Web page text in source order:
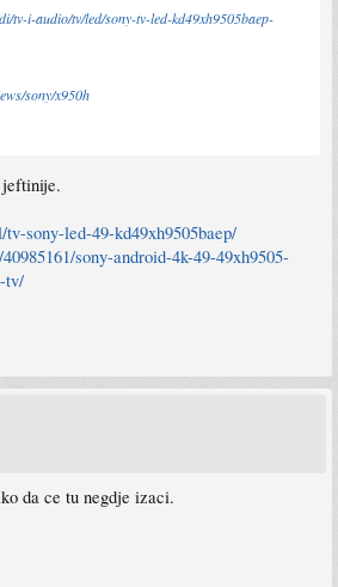
tv-i-audio/tv/led/sony-tv-led-kd49xh9505baep-
sony/x950h
sony-led-49-kd49xh9505baep/
sony-android-4k-49-49xh9505-
tv/
da ce tu negdje izaci.